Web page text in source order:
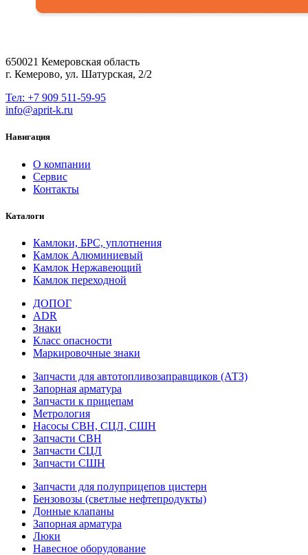
650021 Кемеровская область
г. Кемерово, ул. Шатурская, 2/2
Тел: +7 909 511-59-95
info@aprit-k.ru
Навигация
О компании
Сервис
Контакты
Каталоги
Камлоки, БРС, уплотнения
Камлок Алюминиевый
Камлок Нержавеющий
Камлок переходной
ДОПОГ
ADR
Знаки
Класс опасности
Маркировочные знаки
Запчасти для автотопливозаправщиков (АТЗ)
Запорная арматура
Запчасти к прицепам
Метрология
Насосы СВН, СЦЛ, СШН
Запчасти СВН
Запчасти СЦЛ
Запчасти СШН
Запчасти для полуприцепов цистерн
Бензовозы (светлые нефтепродукты)
Донные клапаны
Запорная арматура
Люки
Навесное оборудование